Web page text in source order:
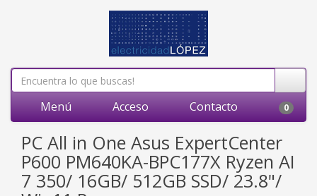
Menú Acceso Contacto 0
PC All in One Asus ExpertCenter
P600 PM640KA-BPC177X Ryzen AI
7 350/ 16GB/ 512GB SSD/ 23.8"/